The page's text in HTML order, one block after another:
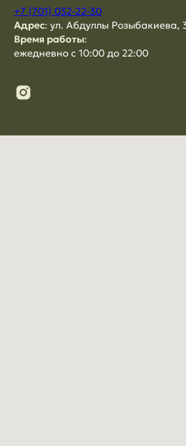
+7 (701) 032-22-30
Адрес: ул. Абдуллы Розыбакиева,
Время работы:
ежедневно с 10:00 до 22:00